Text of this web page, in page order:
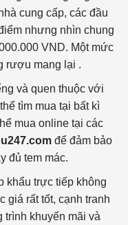
cung cấp, các đầu
nhưng nhìn chung
VND. Một mức
rượu mang lại .
và quen thuộc với
tìm mua tại bất kì
mua online tại các
để đảm bảo
đủ tem mác.
khẩu trực tiếp không
giá rất tốt, cạnh tranh
khuyến mãi và